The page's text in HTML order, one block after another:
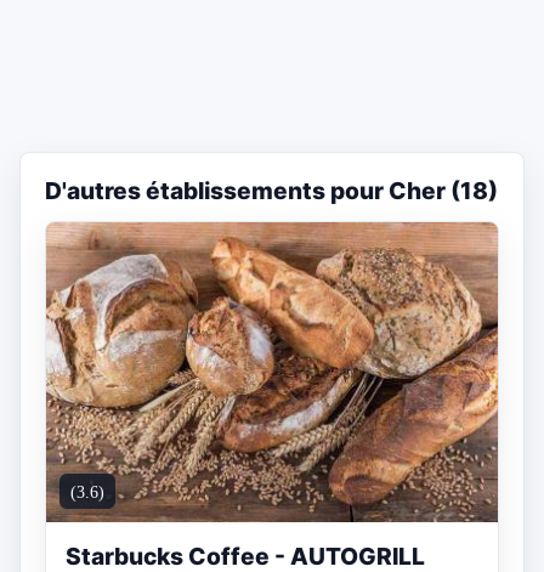
D'autres établissements pour Cher (18)
(3.6)
Starbucks Coffee - AUTOGRILL